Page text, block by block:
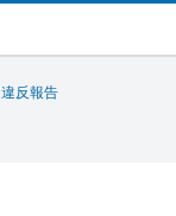
違反報告